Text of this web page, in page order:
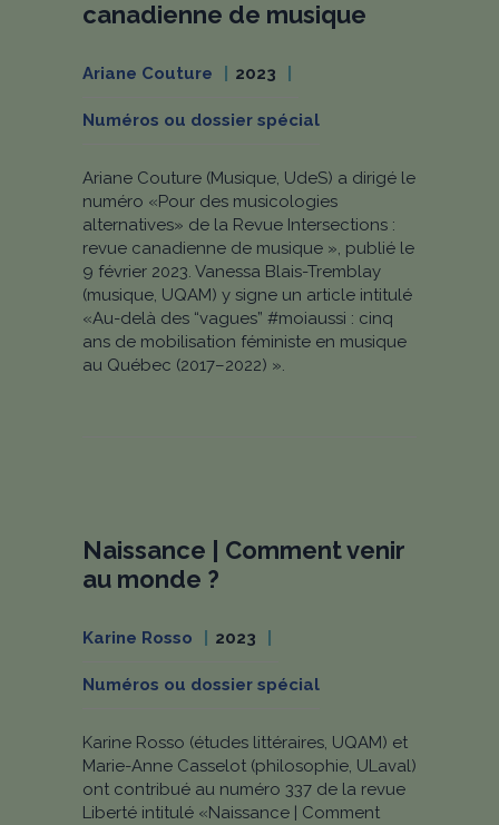
canadienne de musique
Ariane Couture 2023
Numéros ou dossier spécial
Ariane Couture (Musique, UdeS) a dirigé le
numéro «Pour des musicologies
alternatives» de la Revue Intersections :
revue canadienne de musique », publié le
9 février 2023. Vanessa Blais-Tremblay
(musique, UQAM) y signe un article intitulé
«Au-delà des “vagues” #moiaussi : cinq
ans de mobilisation féministe en musique
au Québec (2017–2022) ».
Naissance | Comment venir
au monde ?
Karine Rosso 2023
Numéros ou dossier spécial
Karine Rosso (études littéraires, UQAM) et
Marie-Anne Casselot (philosophie, ULaval)
ont contribué au numéro 337 de la revue
Liberté intitulé «Naissance | Comment